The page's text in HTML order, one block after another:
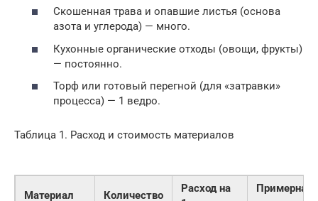
Скошенная трава и опавшие листья (основа
азота и углерода) — много.
Кухонные органические отходы (овощи, фрукты)
— постоянно.
Торф или готовый перегной (для «затравки»
процесса) — 1 ведро.
Таблица 1. Расход и стоимость материалов
Материал Количество
Расход на
Примерная